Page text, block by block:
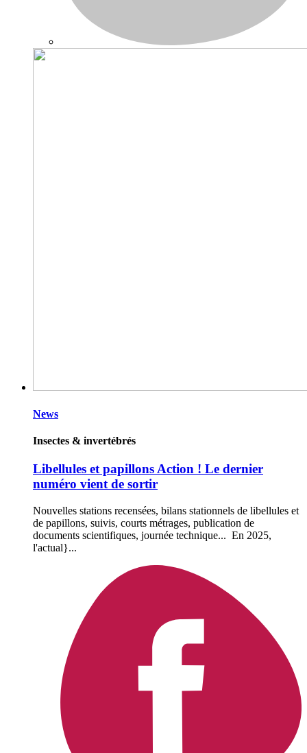
News
Insectes & invertébrés
Libellules et papillons Action ! Le dernier
numéro vient de sortir
Nouvelles stations recensées, bilans stationnels de libellules et
de papillons, suivis, courts métrages, publication de
documents scientifiques, journée technique... En 2025,
l'actual}...